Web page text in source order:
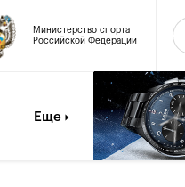
Министерство спорта
Российской Федерации
Еще